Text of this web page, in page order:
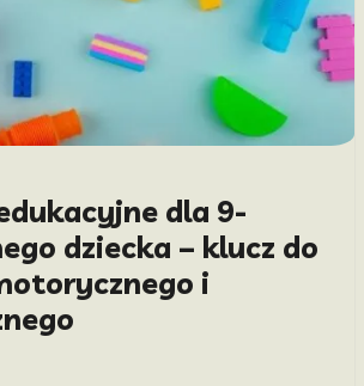
dla 9-
dziecka – klucz do
i